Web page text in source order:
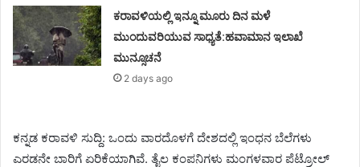
ಕರಾವಳಿಯಲ್ಲಿ ಇನ್ನೂ ಮೂರು ದಿನ ಮಳೆ
ಮುಂದುವರಿಯುವ ಸಾಧ್ಯತೆ:ಹವಾಮಾನ ಇಲಾಖೆ
ಮುನ್ಸೂಚನೆ
2 days ago
ಕನ್ನಡ ಕರಾವಳಿ ಸುದ್ದಿ: ಒಂದು ವಾರದೊಳಗೆ ದೇಶದಲ್ಲಿ ಇಂಧನ ಬೆಲೆಗಳು
ಎರಡನೇ ಬಾರಿಗೆ ಏರಿಕೆಯಾಗಿವೆ. ತೈಲ ಕಂಪನಿಗಳು ಮಂಗಳವಾರ ಪೆಟ್ರೋಲ್